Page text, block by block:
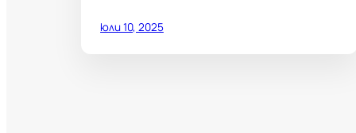
юли 10, 2025